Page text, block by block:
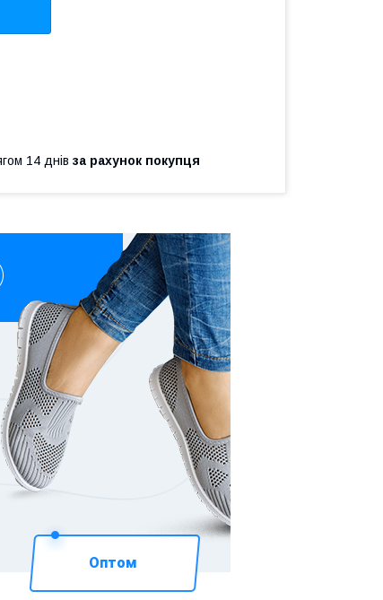
14 днів за рахунок покупця
Оптом